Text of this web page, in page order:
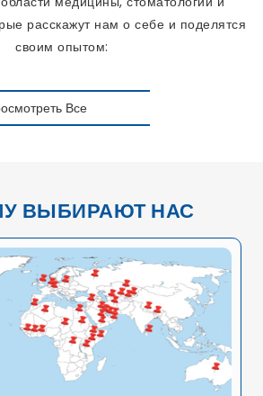
расскажут нам о себе и поделятся
своим опытом:
Все
ВЫБИРАЮТ НАС